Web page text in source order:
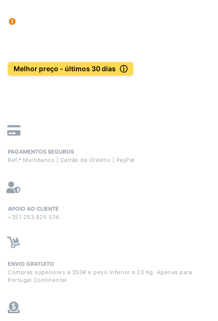
Melhor preço - últimos 30 dias ⓘ
PAGAMENTOS SEGUROS
Ref.ª Multibanco | Cartão de Crédito | PayPal
APOIO AO CLIENTE
+351 253 825 536
ENVIO GRATUITO
Compras superiores a 350€ e peso inferior a 20 Kg. Apenas para
Portugal Continental